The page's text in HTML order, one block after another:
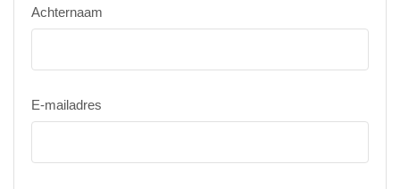
Achternaam
E-mailadres